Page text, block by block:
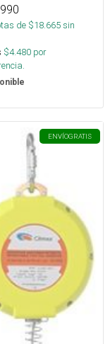
de $18.665sin
$4.480 por
ENVÍOGRATIS